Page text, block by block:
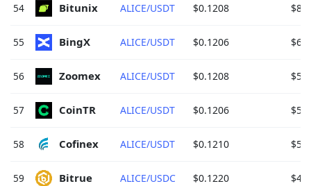
54 Bitunix ALICE/USDT $0.1208
55 BingX ALICE/USDT $0.1206
56 Zoomex ALICE/USDT $0.1208
57 CoinTR ALICE/USDT $0.1206
58 Cofinex ALICE/USDT $0.1210
59 Bitrue ALICE/USDC $0.1220